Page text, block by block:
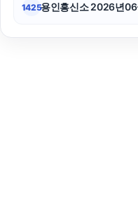
1425용인흥신소 2026년